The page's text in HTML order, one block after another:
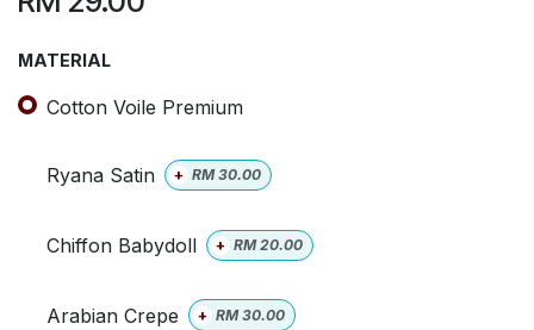
MATERIAL
Cotton Voile Premium
Ryana Satin + RM30.00
Chiffon Babydoll + RM20.00
Arabian Crepe + RM30.00